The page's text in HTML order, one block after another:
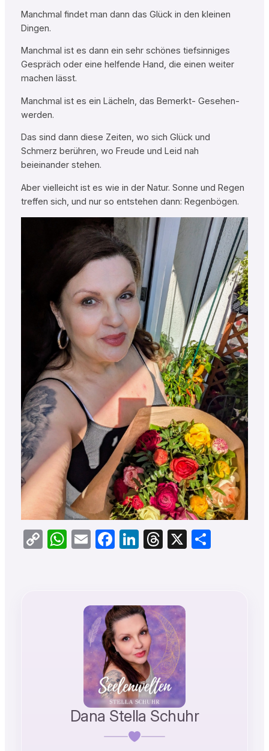
Manchmal findet man dann das Glück in den kleinen
Dingen.
Manchmal ist es dann ein sehr schönes tiefsinniges
Gespräch oder eine helfende Hand, die einen weiter
machen lässt.
Manchmal ist es ein Lächeln, das Bemerkt- Gesehen-
werden.
Das sind dann diese Zeiten, wo sich Glück und
Schmerz berühren, wo Freude und Leid nah
beieinander stehen.
Aber vielleicht ist es wie in der Natur. Sonne und Regen
treffen sich, und nur so entstehen dann: Regenbögen.
CopyWhatsApp
EmailFacebook
LinkedIn
Threads
X Teilen
Dana Stella Schuhr